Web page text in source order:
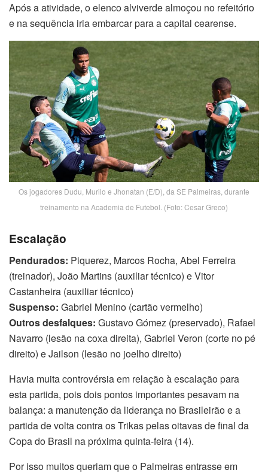
Após a atividade, o elenco alviverde almoçou no refeitório
e na sequência iria embarcar para a capital cearense.
Os jogadores Dudu, Murilo e Jhonatan (E/D), da SE Palmeiras, durante
treinamento na Academia de Futebol. (Foto: Cesar Greco)
Escalação
Pendurados: Piquerez, Marcos Rocha, Abel Ferreira
(treinador), João Martins (auxiliar técnico) e Vitor
Castanheira (auxiliar técnico)
Suspenso: Gabriel Menino (cartão vermelho)
Outros desfalques: Gustavo Gómez (preservado), Rafael
Navarro (lesão na coxa direita), Gabriel Veron (corte no pé
direito) e Jailson (lesão no joelho direito)
Havia muita controvérsia em relação à escalação para
esta partida, pois dois pontos importantes pesavam na
balança: a manutenção da liderança no Brasileirão e a
partida de volta contra os Trikas pelas oitavas de final da
Copa do Brasil na próxima quinta-feira (14).
Por isso muitos queriam que o Palmeiras entrasse em